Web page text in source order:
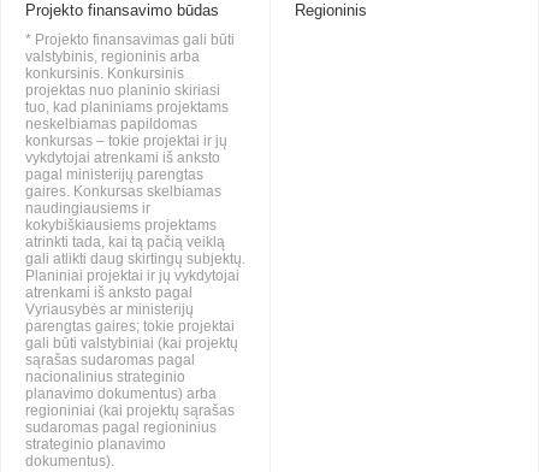
Projekto finansavimo būdas
* Projekto finansavimas gali būti
valstybinis, regioninis arba
konkursinis. Konkursinis
projektas nuo planinio skiriasi
tuo, kad planiniams projektams
neskelbiamas papildomas
konkursas – tokie projektai ir jų
vykdytojai atrenkami iš anksto
pagal ministerijų parengtas
gaires. Konkursas skelbiamas
naudingiausiems ir
kokybiškiausiems projektams
atrinkti tada, kai tą pačią veiklą
gali atlikti daug skirtingų subjektų.
Planiniai projektai ir jų vykdytojai
atrenkami iš anksto pagal
Vyriausybės ar ministerijų
parengtas gaires; tokie projektai
gali būti valstybiniai (kai projektų
sąrašas sudaromas pagal
nacionalinius strateginio
planavimo dokumentus) arba
regioniniai (kai projektų sąrašas
sudaromas pagal regioninius
strateginio planavimo
dokumentus).
Regioninis